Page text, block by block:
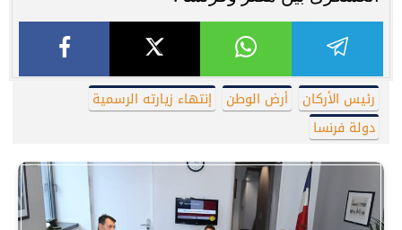
رئيس الأركان أرض الوطن
إنتهاء زيارته الرسمية
دولة فرنسا